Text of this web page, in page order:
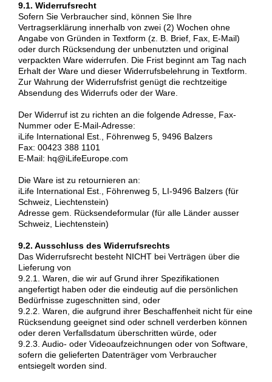
9.1. Widerrufsrecht
Sofern Sie Verbraucher sind, können Sie Ihre
Vertragserklärung innerhalb von zwei (2) Wochen ohne
Angabe von Gründen in Textform (z. B. Brief, Fax, E-Mail)
oder durch Rücksendung der unbenutzten und original
verpackten Ware widerrufen. Die Frist beginnt am Tag nach
Erhalt der Ware und dieser Widerrufsbelehrung in Textform.
Zur Wahrung der Widerrufsfrist genügt die rechtzeitige
Absendung des Widerrufs oder der Ware.
Der Widerruf ist zu richten an die folgende Adresse, Fax-
Nummer oder E-Mail-Adresse:
iLife International Est., Föhrenweg 5, 9496 Balzers
Fax: 00423 388 1101
E-Mail: hq@iLifeEurope.com
Die Ware ist zu retournieren an:
iLife International Est., Föhrenweg 5, LI-9496 Balzers (für
Schweiz, Liechtenstein)
Adresse gem. Rücksendeformular (für alle Länder ausser
Schweiz, Liechtenstein)
9.2. Ausschluss des Widerrufsrechts
Das Widerrufsrecht besteht NICHT bei Verträgen über die
Lieferung von
9.2.1. Waren, die wir auf Grund ihrer Spezifikationen
angefertigt haben oder die eindeutig auf die persönlichen
Bedürfnisse zugeschnitten sind, oder
9.2.2. Waren, die aufgrund ihrer Beschaffenheit nicht für eine
Rücksendung geeignet sind oder schnell verderben können
oder deren Verfallsdatum überschritten würde, oder
9.2.3. Audio- oder Videoaufzeichnungen oder von Software,
sofern die gelieferten Datenträger vom Verbraucher
entsiegelt worden sind.